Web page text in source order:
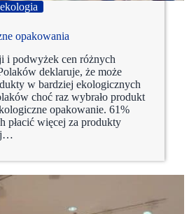
ekologia
opakowania
i podwyżek cen różnych
deklaruje, że może
w bardziej ekologicznych
choć raz wybrało produkt
opakowanie. 61%
płacić więcej za produkty